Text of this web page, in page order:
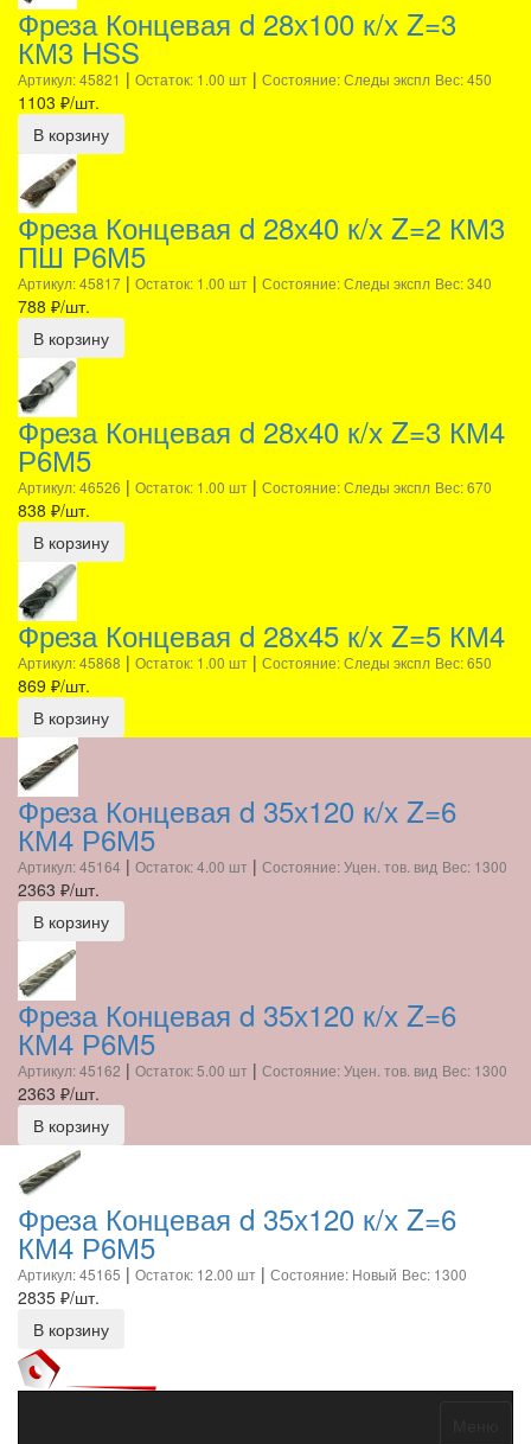
Фреза Концевая d 28х100 к/х Z=3
КМ3 HSS
Артикул: 45821 | Остаток: 1.00 шт | Состояние: Следы экспл Вес: 450
1103 ₽/шт.
В корзину
Фреза Концевая d 28х40 к/х Z=2 КМ3
ПШ Р6М5
Артикул: 45817 | Остаток: 1.00 шт | Состояние: Следы экспл Вес: 340
788 ₽/шт.
В корзину
Фреза Концевая d 28х40 к/х Z=3 КМ4
Р6М5
Артикул: 46526 | Остаток: 1.00 шт | Состояние: Следы экспл Вес: 670
838 ₽/шт.
В корзину
Фреза Концевая d 28х45 к/х Z=5 КМ4
Артикул: 45868 | Остаток: 1.00 шт | Состояние: Следы экспл Вес: 650
869 ₽/шт.
В корзину
Фреза Концевая d 35х120 к/х Z=6
КМ4 Р6М5
Артикул: 45164 | Остаток: 4.00 шт | Состояние: Уцен. тов. вид Вес: 1300
2363 ₽/шт.
В корзину
Фреза Концевая d 35х120 к/х Z=6
КМ4 Р6М5
Артикул: 45162 | Остаток: 5.00 шт | Состояние: Уцен. тов. вид Вес: 1300
2363 ₽/шт.
В корзину
Фреза Концевая d 35х120 к/х Z=6
КМ4 Р6М5
Артикул: 45165 | Остаток: 12.00 шт | Состояние: Новый Вес: 1300
2835 ₽/шт.
В корзину